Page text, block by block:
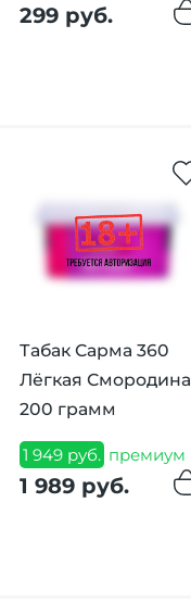
299 руб.
Табак Сарма 360
Лёгкая Смородина
200 грамм
1 949 руб. премиум
1 989 руб.